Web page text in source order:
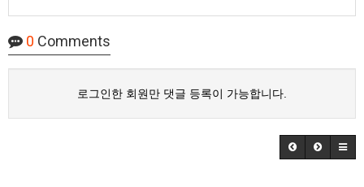
0 Comments
로그인한 회원만 댓글 등록이 가능합니다.